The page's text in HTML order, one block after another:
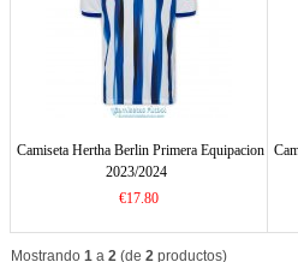
Camiseta Hertha Berlin Primera Equipacion
2023/2024
€17.80
Mostrando 1a 2(de 2productos)